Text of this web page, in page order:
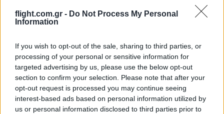
flight.com.gr - Do Not Process My Personal
Information
If you wish to opt-out of the sale, sharing to third parties, or
processing of your personal or sensitive information for
targeted advertising by us, please use the below opt-out
section to confirm your selection. Please note that after your
opt-out request is processed you may continue seeing
interest-based ads based on personal information utilized by
us or personal information disclosed to third parties prior to
Ροή Ειδήσεων
SNCASE SE.5000 Baroudeur: το γαλλικό
μαχητικό που… ξέχασε τους τροχούς
προσγείωσης